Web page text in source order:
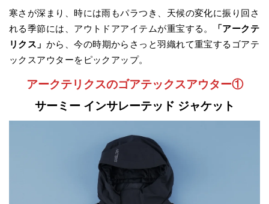
寒さが深まり、時には雨もパラつき、天候の変化に振り回さ
れる季節には、アウトドアアイテムが重宝する。
「アークテ
リクス」 から、今の時期からさっと羽織れて重宝するゴアテ
ックスアウターをピックアップ。
アークテリクスのゴアテックスアウター①
サーミー インサレーテッド ジャケット